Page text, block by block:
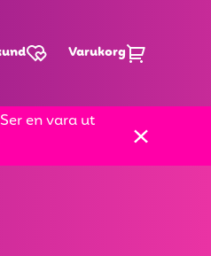
Varukorg
en vara ut